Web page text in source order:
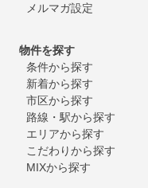
メルマガ設定
物件を探す
条件から探す
新着から探す
市区から探す
路線・駅から探す
エリアから探す
こだわりから探す
MIXから探す